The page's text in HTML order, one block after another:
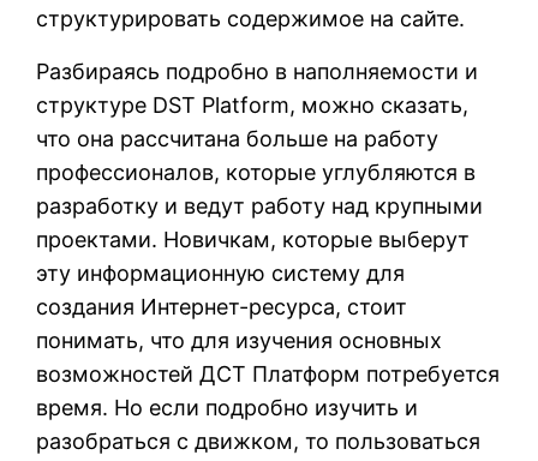
структурировать содержимое на сайте.
Разбираясь подробно в наполняемости и
структуре DST Platform, можно сказать,
что она рассчитана больше на работу
профессионалов, которые углубляются в
разработку и ведут работу над крупными
проектами. Новичкам, которые выберут
эту информационную систему для
создания Интернет-ресурса, стоит
понимать, что для изучения основных
возможностей ДСТ Платформ потребуется
время. Но если подробно изучить и
разобраться с движком, то пользоваться